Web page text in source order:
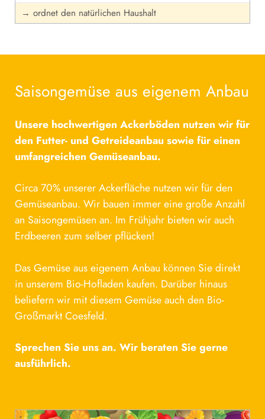
→ ordnet den natürlichen Haushalt
Saisongemüse aus eigenem Anbau
Unsere hochwertigen Ackerböden nutzen wir für
den Futter- und Getreideanbau sowie für einen
umfangreichen Gemüseanbau.
Circa 70% unserer Ackerfläche nutzen wir für den
Gemüseanbau. Wir bauen immer eine große Anzahl
an Saisongemüsen an. Im Frühjahr bieten wir auch
Erdbeeren zum selber pflücken!
Das Gemüse aus eigenem Anbau können Sie direkt
in unserem Bio-Hofladen kaufen. Darüber hinaus
beliefern wir mit diesem Gemüse auch den Bio-
Großmarkt Coesfeld.
Sprechen Sie uns an. Wir beraten Sie gerne
ausführlich.